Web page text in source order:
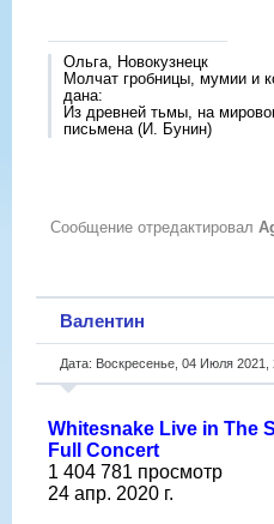
Ольга, Новокузнецк
Молчат гробницы, мумии и
дана:
Из древней тьмы, на
письмена (И. Бунин)
Сообщение отредактировал
Валентин
Дата: Воскресенье, 04 Июля
Whitesnake Live in The
Full Concert
1 404 781 просмотр
24 апр. 2020 г.